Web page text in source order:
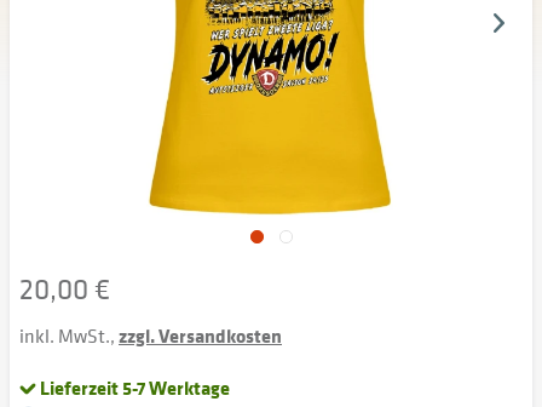
20,00 €
inkl. MwSt.,zzgl. Versandkosten
Lieferzeit 5-7 Werktage